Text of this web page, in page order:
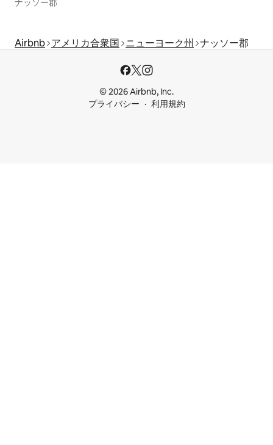
ナッソー郡
Airbnb アメリカ合衆国 ニューヨーク州 ナッソー郡
© 2026 Airbnb, Inc.
プライバシー
利用規約